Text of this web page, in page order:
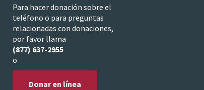
Para hacer donación sobre el
teléfono o para preguntas
relacionadas con donaciones,
por favor llama
(877) 637-2955
o
Donar en línea